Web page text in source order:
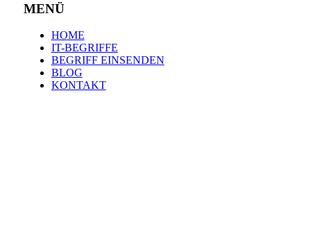
MENÜ
HOME
IT-BEGRIFFE
BEGRIFF EINSENDEN
BLOG
KONTAKT